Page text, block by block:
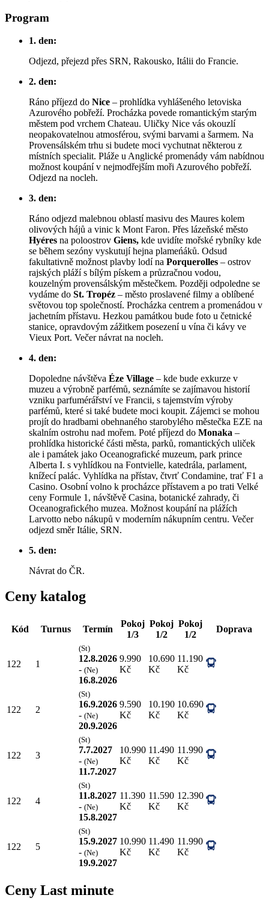
Program
1. den:
Odjezd, přejezd přes SRN, Rakousko, Itálii do Francie.
2. den:
Ráno příjezd do Nice – prohlídka vyhlášeného letoviska
Azurového pobřeží. Procházka povede romantickým starým
městem pod vrchem Chateau. Uličky Nice vás okouzlí
neopakovatelnou atmosférou, svými barvami a šarmem. Na
Provensálském trhu si budete moci vychutnat některou z
místních specialit. Pláže u Anglické promenády vám nabídnou
možnost koupání v nejmodřejším moři Azurového pobřeží.
Odjezd na nocleh.
3. den:
Ráno odjezd malebnou oblastí masivu des Maures kolem
olivových hájů a vinic k Mont Faron. Přes lázeňské město
Hyéres na poloostrov Giens, kde uvidíte mořské rybníky kde
se během sezóny vyskutují hejna plameńáků. Odsud
fakultativně možnost plavby lodí na Porquerolles – ostrov
rajských pláží s bílým pískem a průzračnou vodou,
kouzelným provensálským městečkem. Později odpoledne se
vydáme do St. Tropéz – město proslavené filmy a oblíbené
světovou top společností. Procházka centrem a promenádou v
jachetním přístavu. Hezkou památkou bude foto u četnické
stanice, opravdovým zážitkem posezení u vína či kávy ve
Vieux Port. Večer návrat na nocleh.
4. den:
Dopoledne návštěva Éze Village – kde bude exkurze v
muzeu a výrobně parfémů, seznámíte se zajímavou historií
vzniku parfumérářství ve Francii, s tajemstvím výroby
parfémů, které si také budete moci koupit. Zájemci se mohou
projít do hradbami obehnaného starobylého městečka EZE na
skalním ostrohu nad mořem. Poté příjezd do Monaka –
prohlídka historické části města, parků, romantických uliček
ale i památek jako Oceanografické muzeum, park prince
Alberta I. s vyhlídkou na Fontvielle, katedrála, parlament,
knížecí palác. Vyhlídka na přístav, čtvrť Condamine, trať F1 a
Casino. Osobní volno k procházce přístavem a po trati Velké
ceny Formule 1, návštěvě Casina, botanické zahrady, či
Oceanografického muzea. Možnost koupání na plážích
Larvotto nebo nákupů v moderním nákupním centru. Večer
odjezd směr Itálie, SRN.
5. den:
Návrat do ČR.
Ceny katalog
Kód Turnus Termín
Pokoj
1/3
Pokoj
1/2
Pokoj
1/2
Doprava
122 1
(St)
12.8.2026
- (Ne)
16.8.2026
9.990
Kč
10.690
Kč
11.190
Kč
122 2
(St)
16.9.2026
- (Ne)
20.9.2026
9.590
Kč
10.190
Kč
10.690
Kč
122 3
(St)
7.7.2027
- (Ne)
11.7.2027
10.990
Kč
11.490
Kč
11.990
Kč
122 4
(St)
11.8.2027
- (Ne)
15.8.2027
11.390
Kč
11.590
Kč
12.390
Kč
122 5
(St)
15.9.2027
- (Ne)
19.9.2027
10.990
Kč
11.490
Kč
11.990
Kč
Ceny Last minute